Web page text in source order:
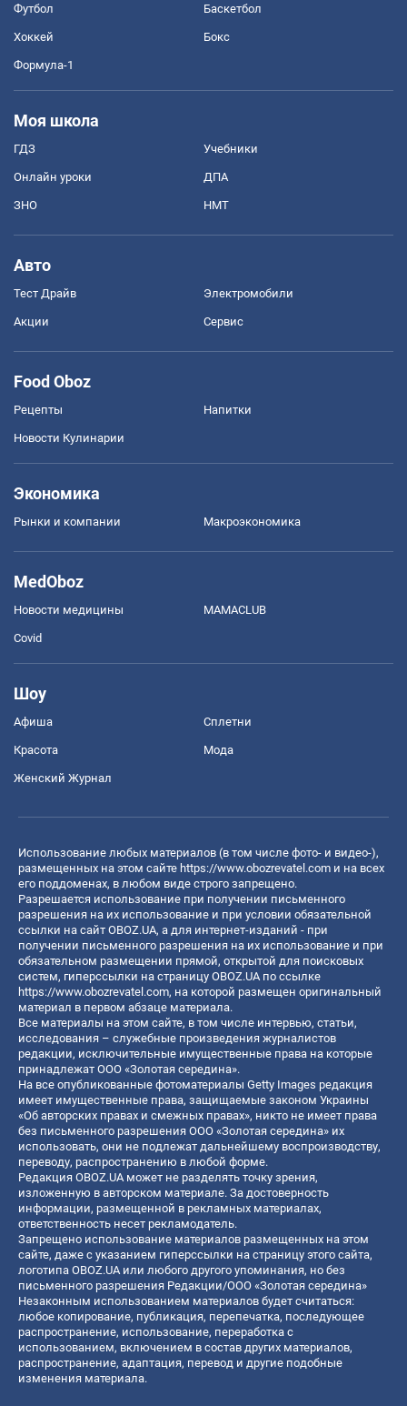
Футбол Баскетбол
Хоккей Бокс
Формула-1
Моя школа
ГДЗ Учебники
Онлайн уроки ДПА
ЗНО НМТ
Авто
Тест Драйв Электромобили
Акции Сервис
Food Oboz
Рецепты Напитки
Новости Кулинарии
Экономика
Рынки и компании Mакроэкономика
MedOboz
Новости медицины MAMACLUB
Covid
Шоу
Афиша Сплетни
Красота Мода
Женский Журнал
Использование любых материалов (в том числе фото- и видео-),
размещенных на этом сайте https://www.obozrevatel.com и на всех
его поддоменах, в любом виде строго запрещено.
Разрешается использование при получении письменного
разрешения на их использование и при условии обязательной
ссылки на сайт OBOZ.UA, а для интернет-изданий - при
получении письменного разрешения на их использование и при
обязательном размещении прямой, открытой для поисковых
систем, гиперссылки на страницу OBOZ.UA по ссылке
https://www.obozrevatel.com, на которой размещен оригинальный
материал в первом абзаце материала.
Все материалы на этом сайте, в том числе интервью, статьи,
исследования – служебные произведения журналистов
редакции, исключительные имущественные права на которые
принадлежат ООО «Золотая середина».
На все опубликованные фотоматериалы Getty Images редакция
имеет имущественные права, защищаемые законом Украины
«Об авторских правах и смежных правах», никто не имеет права
без письменного разрешения ООО «Золотая середина» их
использовать, они не подлежат дальнейшему воспроизводству,
переводу, распространению в любой форме.
Редакция OBOZ.UA может не разделять точку зрения,
изложенную в авторском материале. За достоверность
информации, размещенной в рекламных материалах,
ответственность несет рекламодатель.
Запрещено использование материалов размещенных на этом
сайте, даже с указанием гиперссылки на страницу этого сайта,
логотипа OBOZ.UA или любого другого упоминания, но без
письменного разрешения Редакции/ООО «Золотая середина»
Незаконным использованием материалов будет считаться:
любое копирование, публикация, перепечатка, последующее
распространение, использование, переработка с
использованием, включением в состав других материалов,
распространение, адаптация, перевод и другие подобные
изменения материала.